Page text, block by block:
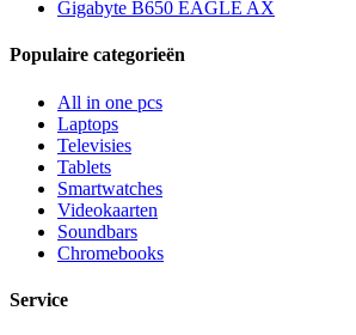
Gigabyte B650 EAGLE AX
Populaire categorieën
All in one pcs
Laptops
Televisies
Tablets
Smartwatches
Videokaarten
Soundbars
Chromebooks
Service